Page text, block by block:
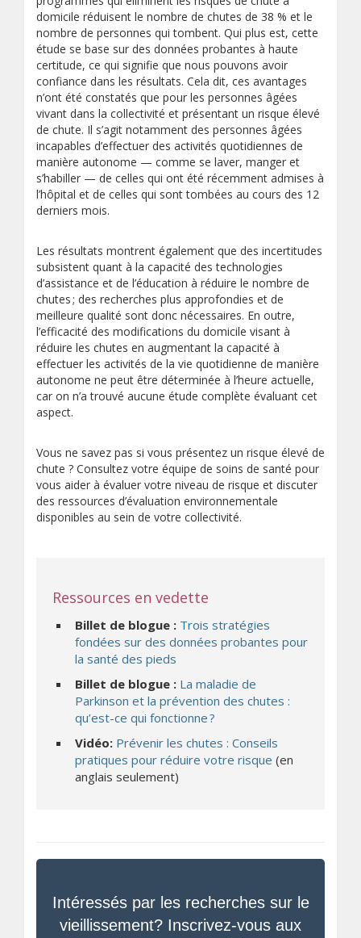
domicile réduisent le nombre de chutes de 38 % et le
nombre de personnes qui tombent. Qui plus est, cette
étude se base sur des données probantes à haute
certitude, ce qui signifie que nous pouvons avoir
confiance dans les résultats. Cela dit, ces avantages
n’ont été constatés que pour les personnes âgées
vivant dans la collectivité et présentant un risque élevé
de chute. Il s’agit notamment des personnes âgées
incapables d’effectuer des activités quotidiennes de
manière autonome — comme se laver, manger et
s’habiller — de celles qui ont été récemment admises à
l’hôpital et de celles qui sont tombées au cours des 12
derniers mois.
Les résultats montrent également que des incertitudes
subsistent quant à la capacité des technologies
d’assistance et de l’éducation à réduire le nombre de
chutes ; des recherches plus approfondies et de
meilleure qualité sont donc nécessaires. En outre,
l’efficacité des modifications du domicile visant à
réduire les chutes en augmentant la capacité à
effectuer les activités de la vie quotidienne de manière
autonome ne peut être déterminée à l’heure actuelle,
car on n’a trouvé aucune étude complète évaluant cet
aspect.
Vous ne savez pas si vous présentez un risque élevé de
chute ? Consultez votre équipe de soins de santé pour
vous aider à évaluer votre niveau de risque et discuter
des ressources d’évaluation environnementale
disponibles au sein de votre collectivité.
Ressources en vedette
Billet de blogue : Trois stratégies
fondées sur des données probantes pour
la santé des pieds
Billet de blogue : La maladie de
Parkinson et la prévention des chutes :
qu’est-ce qui fonctionne ?
Vidéo: Prévenir les chutes : Conseils
pratiques pour réduire votre risque (s’ouvre sur
(en
anglais seulement)
Intéressés par les recherches sur le
vieillissement? Inscrivez-vous aux